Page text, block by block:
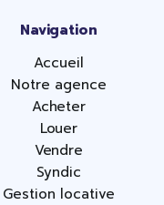
Navigation
Accueil
Notre agence
Acheter
Louer
Vendre
Syndic
Gestion locative